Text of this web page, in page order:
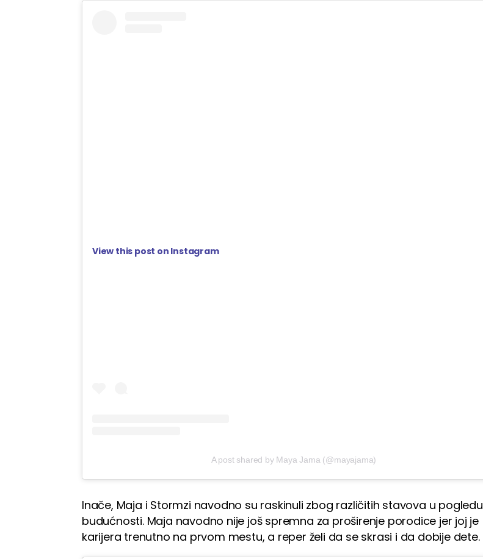
View this post on Instagram
A post shared by Maya Jama (@mayajama)
Inače, Maja i Stormzi navodno su raskinuli zbog različitih stavova u pogledu
budućnosti. Maja navodno nije još spremna za proširenje porodice jer joj je
karijera trenutno na prvom mestu, a reper želi da se skrasi i da dobije dete.